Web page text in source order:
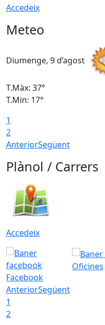
Accedeix
Meteo
Diumenge, 9 d’agost
T.Màx: 37°
T.Min: 17°
1
2
AnteriorSegüent
Plànol / Carrers
Accedeix
Facebook
Oficines
AnteriorSegüent
1
2